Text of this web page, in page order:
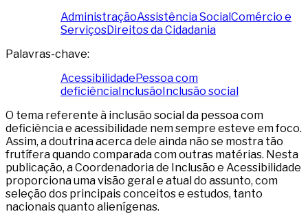
AdministraçãoAssistência SocialComércio e
ServiçosDireitos da Cidadania
Palavras-chave:
AcessibilidadePessoa com
deficiênciaInclusãoInclusão social
O tema referente à inclusão social da pessoa com
deficiência e acessibilidade nem sempre esteve em foco.
Assim, a doutrina acerca dele ainda não se mostra tão
frutífera quando comparada com outras matérias. Nesta
publicação, a Coordenadoria de Inclusão e Acessibilidade
proporciona uma visão geral e atual do assunto, com
seleção dos principais conceitos e estudos, tanto
nacionais quanto alienígenas.